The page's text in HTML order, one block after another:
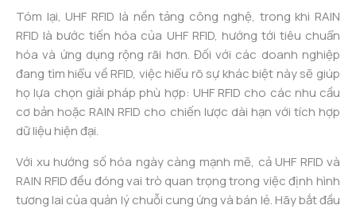
Tóm lại, UHF RFID là nền tảng công nghệ, trong khi RAIN
RFID là bước tiến hóa của UHF RFID, hướng tới tiêu chuẩn
hóa và ứng dụng rộng rãi hơn. Đối với các doanh nghiệp
đang tìm hiểu về RFID, việc hiểu rõ sự khác biệt này sẽ giúp
họ lựa chọn giải pháp phù hợp: UHF RFID cho các nhu cầu
cơ bản hoặc RAIN RFID cho chiến lược dài hạn với tích hợp
dữ liệu hiện đại.
Với xu hướng số hóa ngày càng mạnh mẽ, cả UHF RFID và
RAIN RFID đều đóng vai trò quan trọng trong việc định hình
tương lai của quản lý chuỗi cung ứng và bán lẻ. Hãy bắt đầu